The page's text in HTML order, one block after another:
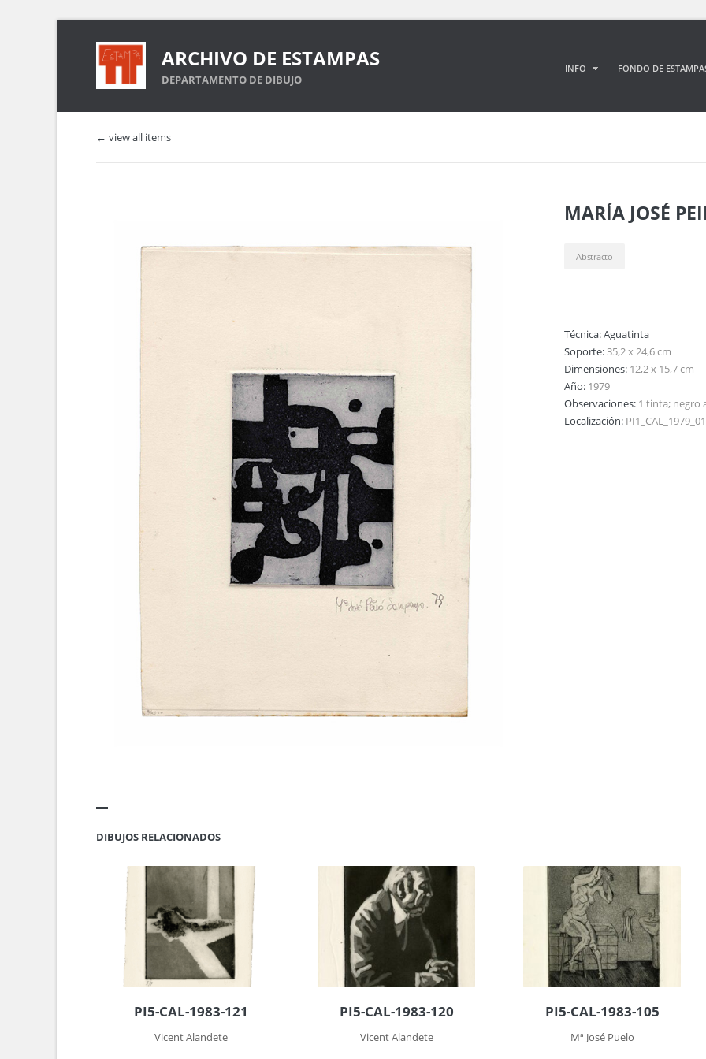
ARCHIVO DE ESTAMPAS
DEPARTAMENTO DE DIBUJO
INFO FONDO DE
← view all items
MARÍA JOSÉ
Abstracto
Técnica:Aguatinta
Soporte:35,2 x 24,6 cm
Dimensiones: 12,2 x 15,7 cm
Año: 1979
Observaciones: 1 tinta; negro
Localización:
DIBUJOS RELACIONADOS
PI5-CAL-1983-121
Vicent Alandete
PI5-CAL-1983-120
Vicent Alandete
PI5-CAL-1983-105
Mª José Puelo